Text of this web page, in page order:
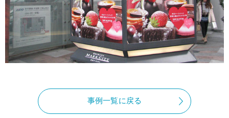
事例一覧に戻る